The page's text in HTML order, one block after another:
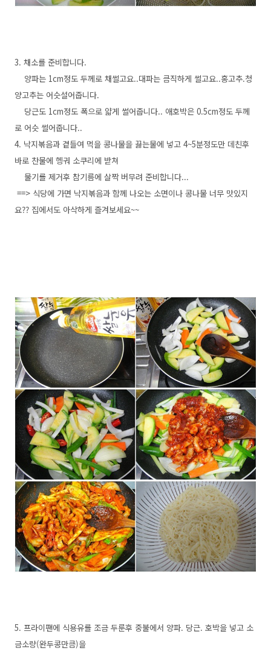
3. 채소를 준비합니다.
양파는 1cm정도 두께로 채썰고요..대파는 큼직하게 썰고요..홍고추.청
양고추는 어슷설어줍니다.
당근도 1cm정도 폭으로 얇게 썰어줍니다.. 애호박은 0.5cm정도 두께
로 어슷 썰어줍니다..
4. 낙지볶음과 곁들여 먹을 콩나물을 끓는물에 넣고 4~5분정도만 데친후
바로 찬물에 헹궈 소쿠리에 받쳐
물기를 제거후 참기름에 살짝 버무려 준비합니다...
==> 식당에 가면 낙지볶음과 함께 나오는 소면이나 콩나물 너무 맛있지
요?? 집에서도 아삭하게 즐겨보세요~~
5. 프라이팬에 식용유를 조금 두룬후 중불에서 양파. 당근. 호박을 넣고 소
금소량(완두콩만큼)을